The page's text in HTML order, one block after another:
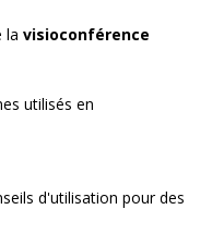
la visioconférence
utilisés en
d'utilisation pour des